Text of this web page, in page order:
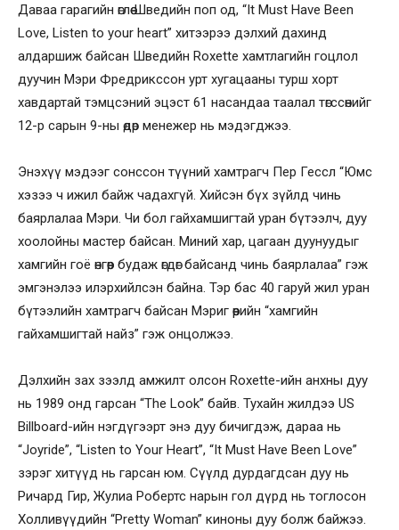
Даваа гарагийн өглөө Шведийн поп од, “It Must Have Been
Love, Listen to your heart” хитээрээ дэлхий дахинд
алдаршиж байсан Шведийн Roxette хамтлагийн гоцлол
дуучин Мэри Фредрикссон урт хугацааны турш хорт
хавдартай тэмцсэний эцэст 61 насандаа таалал төгссөнийг
12-р сарын 9-ны өдөр менежер нь мэдэгджээ.
Энэхүү мэдээг сонссон түүний хамтрагч Пер Гессл “Юмс
хэзээ ч ижил байж чадахгүй. Хийсэн бүх зүйлд чинь
баярлалаа Мэри. Чи бол гайхамшигтай уран бүтээлч, дуу
хоолойны мастер байсан. Миний хар, цагаан дуунуудыг
хамгийн гоё өнгөөр будаж өгдөг байсанд чинь баярлалаа” гэж
эмгэнэлээ илэрхийлсэн байна. Тэр бас 40 гаруй жил уран
бүтээлийн хамтрагч байсан Мэриг өөрийн “хамгийн
гайхамшигтай найз” гэж онцолжээ.
Дэлхийн зах зээлд амжилт олсон Roxette-ийн анхны дуу
нь 1989 онд гарсан “The Look” байв. Тухайн жилдээ US
Billboard-ийн нэгдүгээрт энэ дуу бичигдэж, дараа нь
“Joyride”, “Listen to Your Heart”, “It Must Have Been Love”
зэрэг хитүүд нь гарсан юм. Сүүлд дурдагдсан дуу нь
Ричард Гир, Жулиа Робертс нарын гол дүрд нь тоглосон
Холливүүдийн “Pretty Woman” киноны дуу болж байжээ.